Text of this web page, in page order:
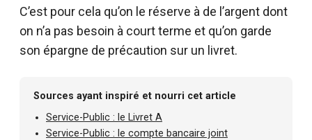
C’est pour cela qu’on le réserve à de l’argent dont
on n’a pas besoin à court terme et qu’on garde
son épargne de précaution sur un livret.
Sources ayant inspiré et nourri cet article
Service-Public : le Livret A
Service-Public : le compte bancaire joint